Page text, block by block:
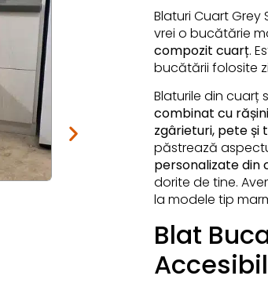
Blaturi Cuart Calacatta
Blaturi Cuart
vrei o bucătărie
compozit cuarț.
bucătării folosite
Blaturile din cuarț
combinat cu
zgârieturi, pete
păstrează
personalizate din
dorite de tine.
la modele tip
Blat
Accesibil